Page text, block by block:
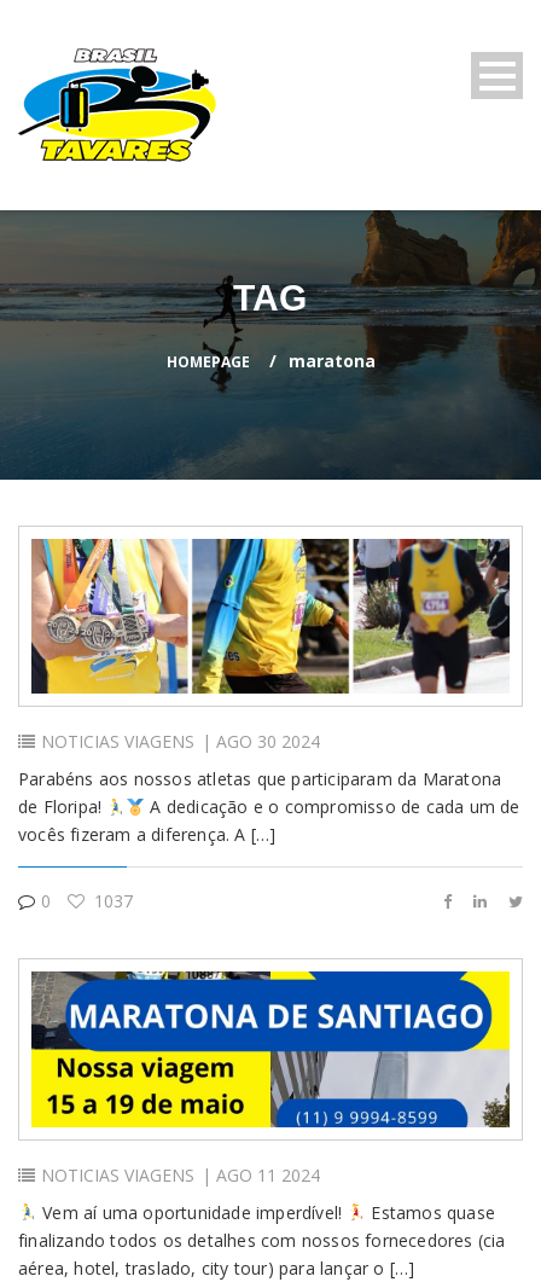
Login
TAG
HOMEPAGE maratona
NOTICIAS VIAGENS | AGO 30 2024
Parabéns aos nossos atletas que participaram da Maratona
de Floripa!
A dedicação e o compromisso de cada um de
vocês fizeram a diferença. A […]
0 1037
NOTICIAS VIAGENS | AGO 11 2024
Vem aí uma oportunidade imperdível!
Estamos quase
finalizando todos os detalhes com nossos fornecedores (cia
aérea, hotel, traslado, city tour) para lançar o […]